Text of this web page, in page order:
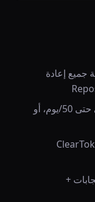
جميع إعادة
مستخدمو الهاتف فقط: ClearTok (مجاني حتى 50/يوم، أو
الاحتفاظ ببعض إعادة النشر وإزالة أخرى: ClearTok
+